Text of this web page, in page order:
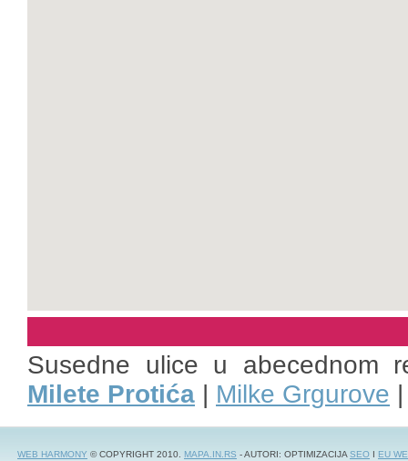
Susedne ulice u abecednom
Milete Protića | Milke Grgurove
WEB HARMONY © COPYRIGHT 2010. MAPA.IN.RS - AUTORI: OPTIMIZACIJASEO I EU